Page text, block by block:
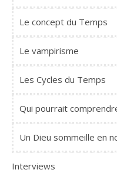
Le concept du Temps
Le vampirisme
Les Cycles du Temps
Qui pourrait
Un Dieu sommeille en
Interviews